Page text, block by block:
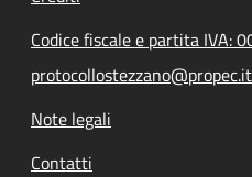
Codice fiscale e partita IVA:
protocollostezzano@propec.it
Note legali
Contatti